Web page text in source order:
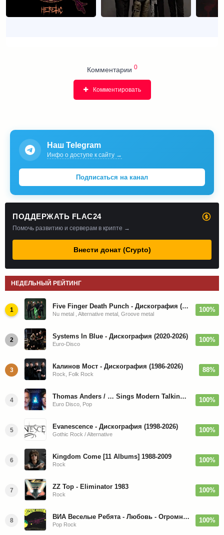
Комментарии 0
Комментировать
Наш Telegram
Инфо о доступе к сайту →
Подписаться на канал
ПОДДЕРЖАТЬ FLAC24
Помочь развитию и серверам в крипте →
Внести донат (Crypto)
НЕДЕЛЬНЫЙ РЕЙТИНГ
1 Five Finger Death Punch - Дискография (2008-2026)
Nu metal , Alternative metal, Groove metal
100%
2 Systems In Blue - Дискография (2020-2026)
Euro-Disco
100%
3 Калинов Мост - Дискография (1986-2026)
Rock, Folk Rock
88%
4 Thomas Anders / … Sings Modern Talking: The Best hi-res
Euro Disco, Pop
100%
5 Evanescence - Дискография (1998-2026)
Gothic Rock / Alternative
100%
6 Kingdom Come [11 Albums] 1988-2009
Rock
100%
7 ZZ Top - Eliminator 1983
Rock
100%
8 ВИА Веселые Ребята - Любовь - Огромная Страна - 1974/2026
Pop Rock
100%